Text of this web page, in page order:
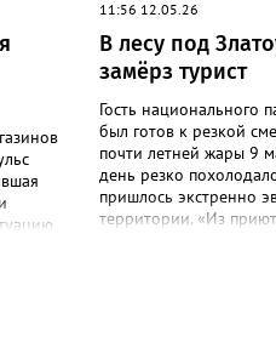
11:56 12.05.26
В лесу под
замёрз турист
Гость национального
был готов к резкой
почти летней жары 9
день резко
пришлось экстренно
территории. «Из